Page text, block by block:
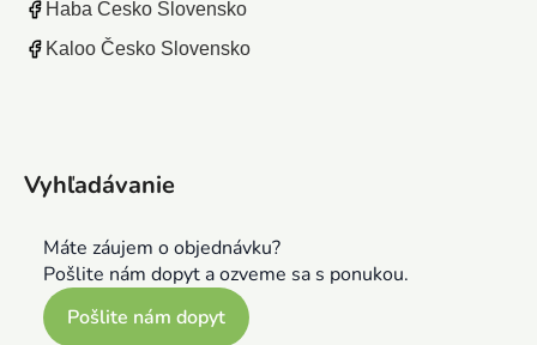
Haba Česko Slovensko
Kaloo Česko Slovensko
Vyhľadávanie
Máte záujem o objednávku?
Pošlite nám dopyt a ozveme sa s ponukou.
Pošlite nám dopyt